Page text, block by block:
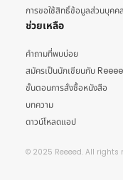
การขอใช้สิทธิ์ข้อมูลส่วนบุคคล
ช่วยเหลือ
คำถามที่พบบ่อย
สมัครเป็นนักเขียนกับ
ขั้นตอนการสั่งซื้อหนังสือ
บทความ
ดาวน์โหลดแอป
© 2025 Reeeed. All rights